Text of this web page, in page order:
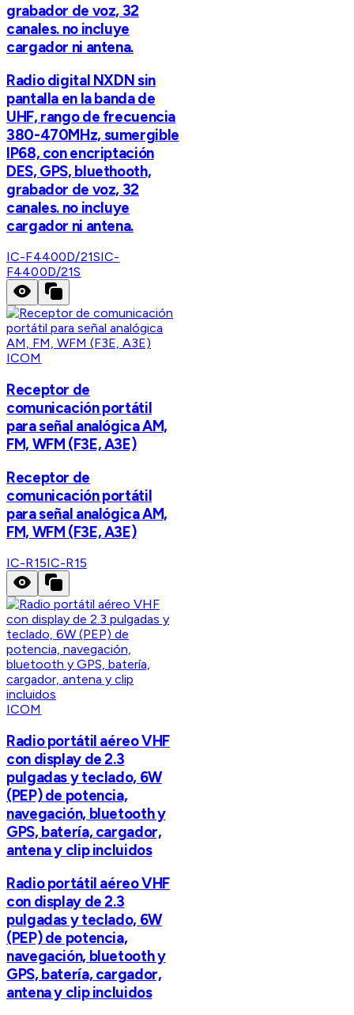
grabador de voz, 32
canales. no incluye
cargador ni antena.
Radio digital NXDN sin
pantalla en la banda de
UHF, rango de frecuencia
380-470MHz, sumergible
IP68, con encriptación
DES, GPS, bluethooth,
grabador de voz, 32
canales. no incluye
cargador ni antena.
IC-F4400D/21SIC-
F4400D/21S
ICOM
Receptor de
comunicación portátil
para señal analógica AM,
FM, WFM (F3E, A3E)
Receptor de
comunicación portátil
para señal analógica AM,
FM, WFM (F3E, A3E)
IC-R15IC-R15
ICOM
Radio portátil aéreo VHF
con display de 2.3
pulgadas y teclado, 6W
(PEP) de potencia,
navegación, bluetooth y
GPS, batería, cargador,
antena y clip incluidos
Radio portátil aéreo VHF
con display de 2.3
pulgadas y teclado, 6W
(PEP) de potencia,
navegación, bluetooth y
GPS, batería, cargador,
antena y clip incluidos